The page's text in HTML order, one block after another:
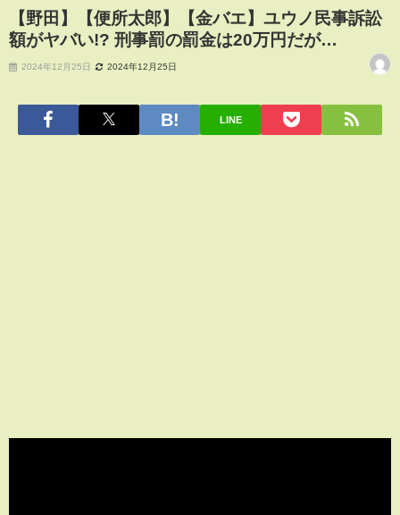
【野田】【便所太郎】【金バエ】ユウノ民事訴訟
額がヤバい!? 刑事罰の罰金は20万円だが…
2024年12月25日 2024年12月25日
LINE